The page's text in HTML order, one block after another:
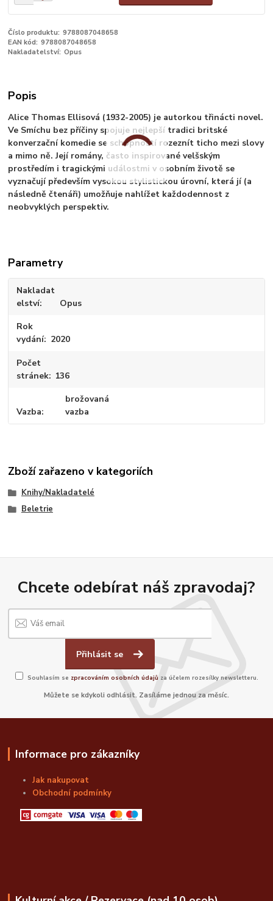
Číslo produktu: 9788087048658
EAN kód: 9788087048658
Nakladatelství: Opus
Popis
Alice Thomas Ellisová (1932-2005) je autorkou třinácti novel.
Ve Smíchu bez příčiny spojuje nejlepší tradici britské
konverzační komedie se schopností rozeznít ticho mezi slovy
a mimo ně. Její romány, často inspirované velšským
prostředím i tragickými událostmi v osobním životě se
vyznačují především vysokou stylistickou úrovní, která jí (a
následně čtenáři) umožňuje nahlížet každodennost z
neobvyklých perspektiv.
Parametry
Nakladat
elství
Opus
Rok
vydání
2020
Počet
stránek
136
Vazba
brožovaná
vazba
Zboží zařazeno v kategoriích
Knihy/Nakladatelé
Beletrie
Chcete odebírat náš zpravodaj?
Přihlásit se
Souhlasím se zpracováním osobních údajů za účelem rozesílky newsletteru.
Můžete se kdykoli odhlásit. Zasíláme jednou za měsíc.
Informace pro zákazníky
Jak nakupovat
Obchodní podmínky